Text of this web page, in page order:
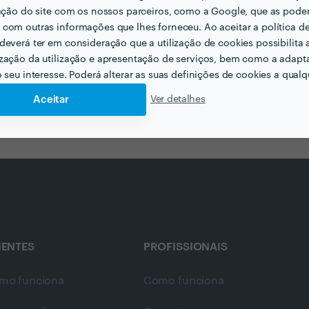
do site com os nossos parceiros, como a Google, que as
outras informações que lhes forneceu. Ao aceitar a política
ter em consideração que a utilização de cookies possibilita
da utilização e apresentação de serviços, bem como a
seu interesse. Poderá alterar as suas definições de cookies a
Aceitar Ver detalhes
com profissionais no
Oliveira de Azeméis
funciona
PROFISSIONAIS
Como funciona